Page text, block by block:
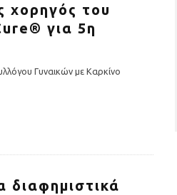
χορηγός του
για 5η
Γυναικών με Καρκίνο
γρήγορα και υγιεινά σνακ